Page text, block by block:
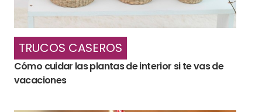
TRUCOS CASEROS
Cómo cuidar las plantas de interior si te vas de
vacaciones